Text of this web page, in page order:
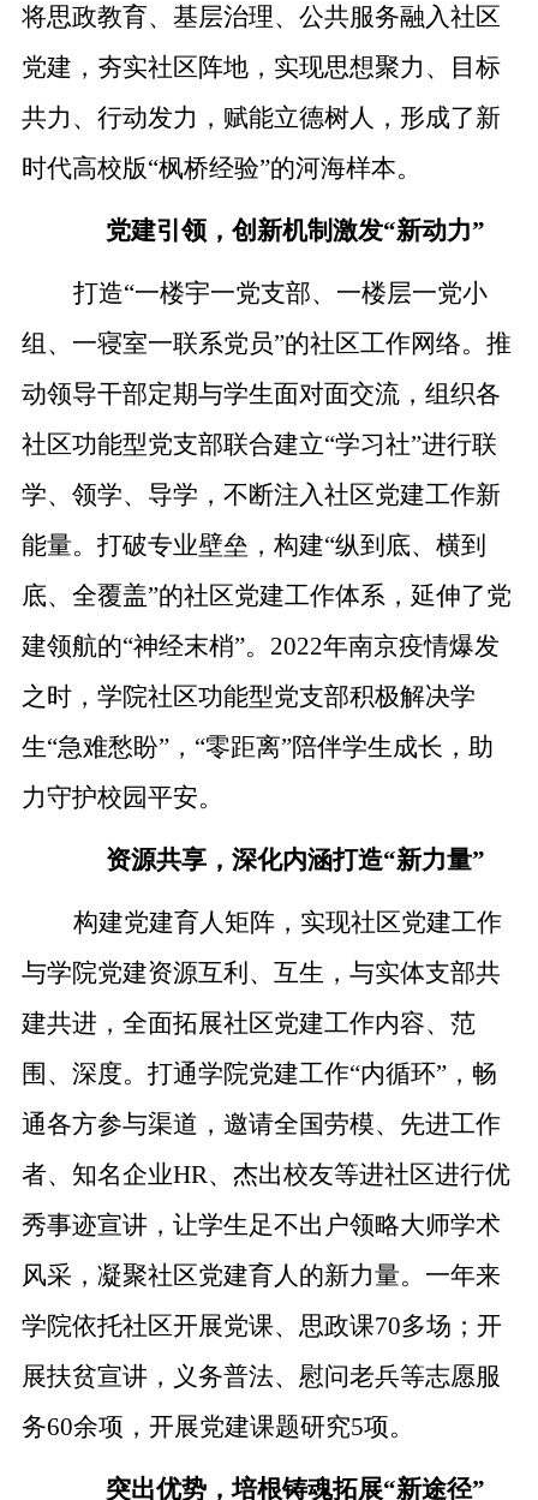
将思政教育、基层治理、公共服务融入社区
党建，夯实社区阵地，实现思想聚力、目标
共力、行动发力，赋能立德树人，形成了新
时代高校版“枫桥经验”的河海样本。
党建引领，创新机制激发“新动力”
打造“一楼宇一党支部、一楼层一党小
组、一寝室一联系党员”的社区工作网络。推
动领导干部定期与学生面对面交流，组织各
社区功能型党支部联合建立“学习社”进行联
学、领学、导学，不断注入社区党建工作新
能量。打破专业壁垒，构建“纵到底、横到
底、全覆盖”的社区党建工作体系，延伸了党
建领航的“神经末梢”。2022年南京疫情爆发
之时，学院社区功能型党支部积极解决学
生“急难愁盼”，“零距离”陪伴学生成长，助
力守护校园平安。
资源共享，深化内涵打造“新力量”
构建党建育人矩阵，实现社区党建工作
与学院党建资源互利、互生，与实体支部共
建共进，全面拓展社区党建工作内容、范
围、深度。打通学院党建工作“内循环”， 畅
通各方参与渠道 ，邀请全国劳模、先进工作
者、知名企业HR、杰出校友等进社区进行优
秀事迹宣讲，让学生足不出户领略大师学术
风采，凝聚社区党建育人的新力量。一年来
学院依托社区开展党课、思政课70多场；开
展扶贫宣讲，义务普法、慰问老兵等志愿服
务60余项，开展党建课题研究5项。
突出优势，培根铸魂拓展“新途径”